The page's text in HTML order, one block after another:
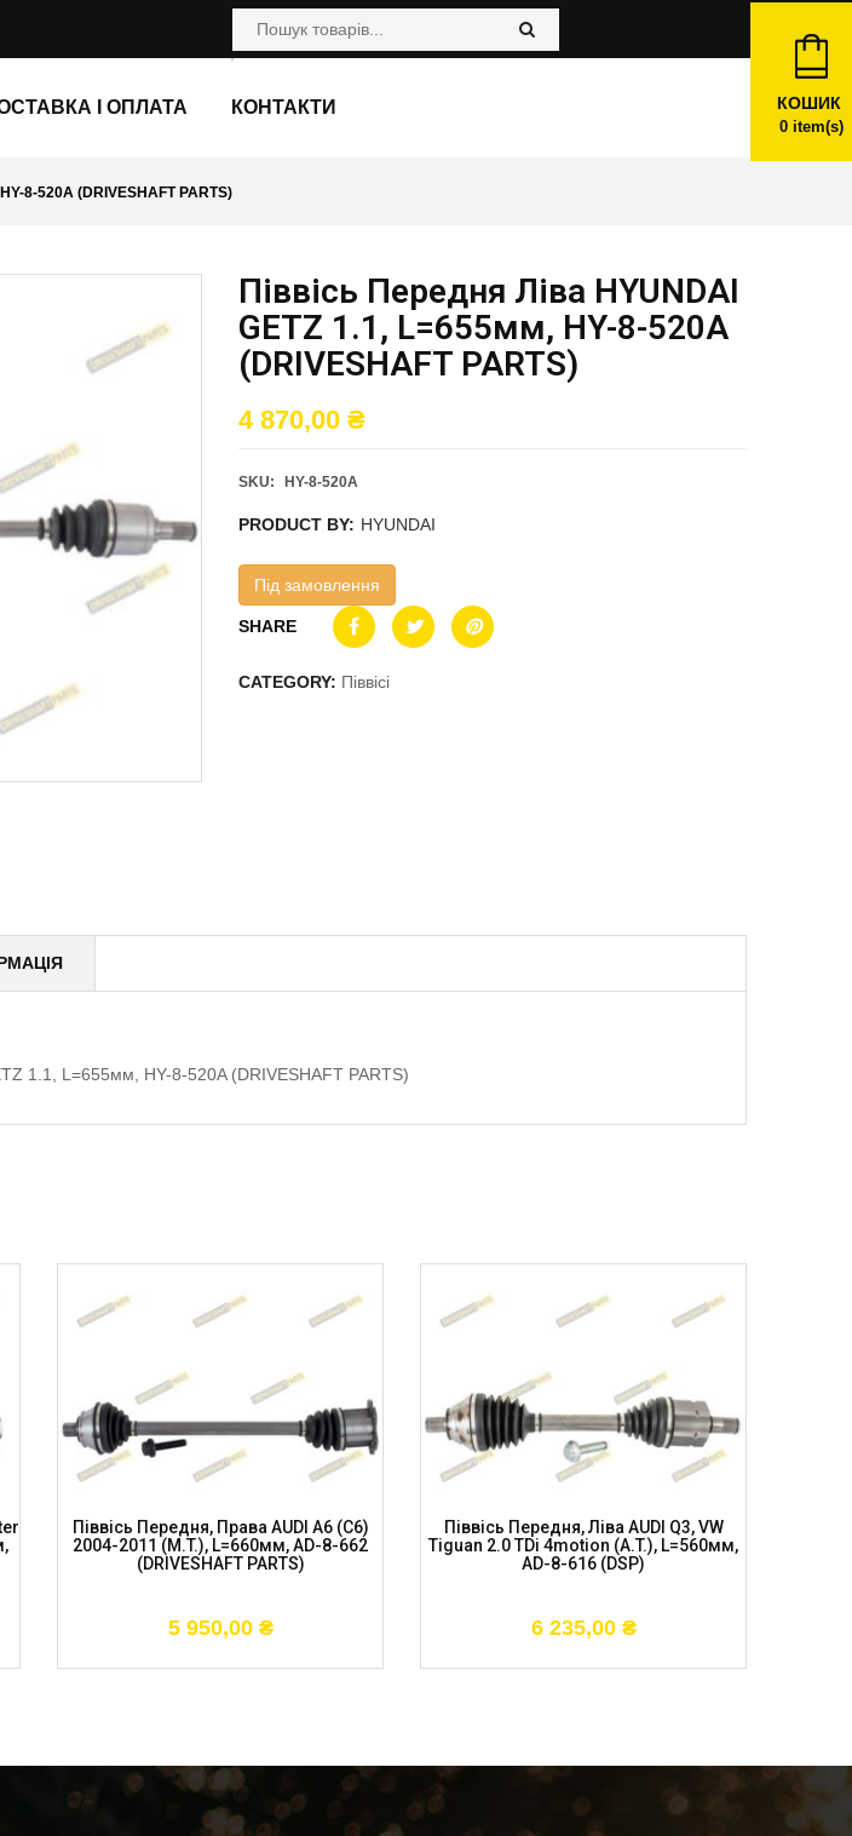
І ОПЛАТА КОНТАКТИ КОШИК
0item(s)
8-520A (DRIVESHAFT PARTS)
Піввісь Передня Ліва HYUNDAI
GETZ 1.1, L=655мм, HY-8-520A
(DRIVESHAFT PARTS)
4 870,00 ₴
SKU: HY-8-520A
PRODUCT BY: HYUNDAI
Під замовлення
SHARE
CATEGORY: Піввісі
1.1, L=655мм, HY-8-520A (DRIVESHAFT PARTS)
Піввісь Передня, Права AUDI A6 (C6)
2004-2011 (M.T.), L=660мм, AD-8-662
(DRIVESHAFT PARTS)
5 950,00 ₴
Піввісь Передня, Ліва AUDI Q3, VW
Tiguan 2.0 TDi 4motion (A.T.), L=560мм,
AD-8-616 (DSP)
6 235,00 ₴